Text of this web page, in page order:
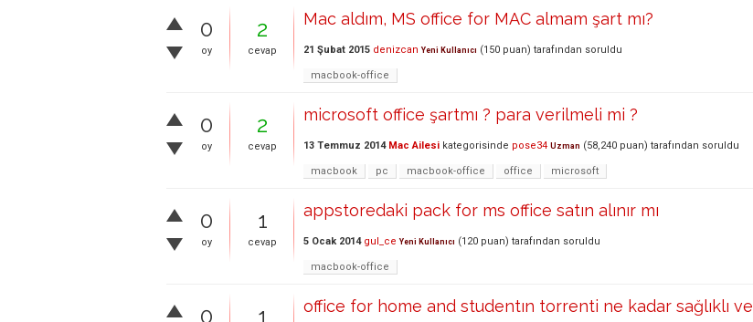
0
oy
2
cevap
Mac aldım, MS office for MAC almam şart mı?
21 Şubat 2015 denizcan Yeni Kullanıcı (150 puan) tarafından soruldu
macbook-office
0
oy
2
cevap
microsoft office şartmı ? para verilmeli mi ?
13 Temmuz 2014 Mac Ailesi kategorisinde pose34 Uzman (58,240 puan) tarafından soruldu
macbook pc macbook-office office microsoft
0
oy
1
cevap
appstoredaki pack for ms office satın alınır mı
5 Ocak 2014 gul_ce Yeni Kullanıcı (120 puan) tarafından soruldu
macbook-office
0 1
office for home and studentın torrenti ne kadar sağlıklı ve